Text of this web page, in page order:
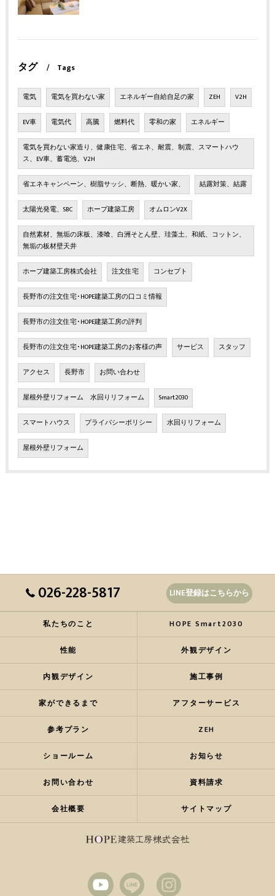
タグ Tags
電気 電気を買わない家 エネルギー自給自足の家 ZEH V2H
EV車 電気代 高騰 燃料代 零和の家 エネルギー
電気を買わない家造り、健康住宅、省エネ、耐震、制震、スマートハウ
ス、EV車、蓄電池、V2H
省エネキャンペーン、樹脂サッシ、断熱、暖かい家、 結露対策、結露
太陽光発電、SBC ホープ建築工房 オムロンV2X
自然素材、無垢の床板、漆喰、白洲そとん壁、珪藻土、和紙、コットン、
無垢の板材壁天井
ホープ建築工房株式会社 注文住宅 コンセプト
長野市の注文住宅･HOPE建築工房の口コミ情報
長野市の注文住宅･HOPE建築工房の評判
長野市の注文住宅･HOPE建築工房のお客様の声 サービス スタッフ
アクセス 長野市 お問い合わせ
屋根外壁リフォーム 水回りリフォーム Smart2030
スマートハウス プライバシーポリシー 水回りリフォーム
屋根外壁リフォーム
026-228-5817 LINE登録はこちらから
私たちのこと HOPE Smart2030
性能 外観デザイン
内観デザイン 施工事例
家ができるまで アフターサービス
参考プラン ZEH
ショールーム お知らせ
お問い合わせ 資料請求
会社概要 サイトマップ